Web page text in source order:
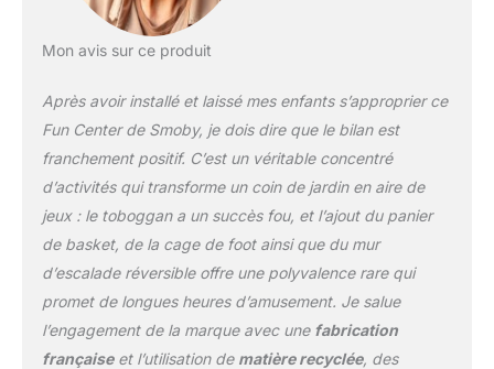
de 2 ans - Fabrication
française. Contient du
plastique recyclé.
Mon avis sur ce produit
Après avoir installé et laissé mes enfants s’approprier ce
Fun Center de Smoby, je dois dire que le bilan est
franchement positif. C’est un véritable concentré
d’activités qui transforme un coin de jardin en aire de
jeux : le toboggan a un succès fou, et l’ajout du panier
de basket, de la cage de foot ainsi que du mur
d’escalade réversible offre une polyvalence rare qui
promet de longues heures d’amusement. Je salue
l’engagement de la marque avec une fabrication
françaiseet l’utilisation de matière recyclée, des